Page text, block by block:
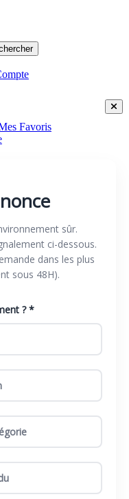
Favoris
sûr.
ci-dessous.
dans les plus
sous 48H).
? *